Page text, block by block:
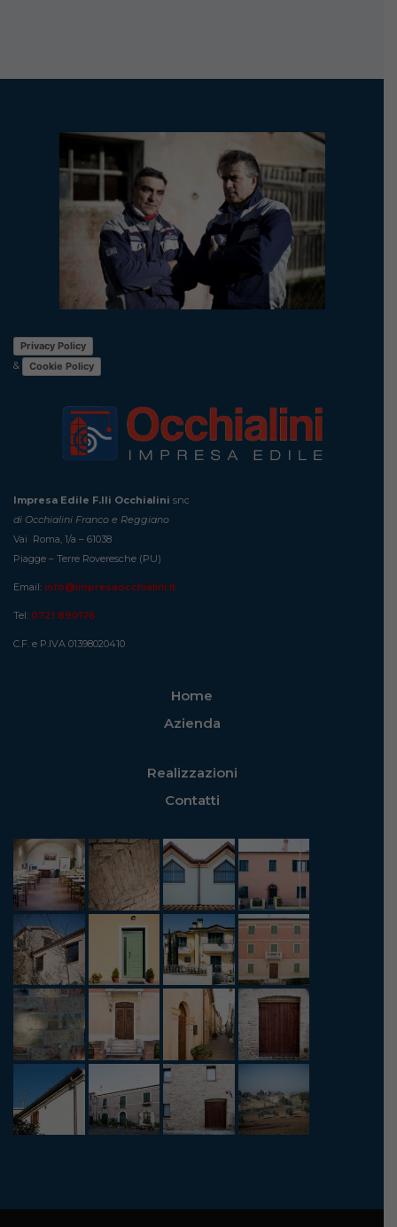
Privacy Policy
&
Cookie Policy
Impresa Edile F.lli Occhialini snc
di Occhialini Franco e Reggiano
Vai Roma, 1/a – 61038
Piagge – Terre Roveresche (PU)
Email: info@impresaocchialini.it
Tel: 0721 890176
C.F. e P.IVA 01398020410
Home
Azienda
Realizzazioni
Contatti